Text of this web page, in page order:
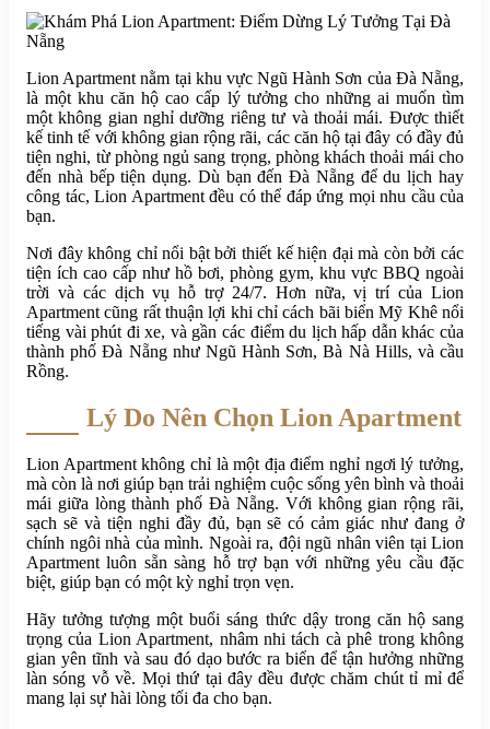
Lion Apartment nằm tại khu vực Ngũ Hành Sơn của Đà Nẵng,
là một khu căn hộ cao cấp lý tưởng cho những ai muốn tìm
một không gian nghỉ dưỡng riêng tư và thoải mái. Được thiết
kế tinh tế với không gian rộng rãi, các căn hộ tại đây có đầy đủ
tiện nghi, từ phòng ngủ sang trọng, phòng khách thoải mái cho
đến nhà bếp tiện dụng. Dù bạn đến Đà Nẵng để du lịch hay
công tác, Lion Apartment đều có thể đáp ứng mọi nhu cầu của
bạn.
Nơi đây không chỉ nổi bật bởi thiết kế hiện đại mà còn bởi các
tiện ích cao cấp như hồ bơi, phòng gym, khu vực BBQ ngoài
trời và các dịch vụ hỗ trợ 24/7. Hơn nữa, vị trí của Lion
Apartment cũng rất thuận lợi khi chỉ cách bãi biển Mỹ Khê nổi
tiếng vài phút đi xe, và gần các điểm du lịch hấp dẫn khác của
thành phố Đà Nẵng như Ngũ Hành Sơn, Bà Nà Hills, và cầu
Rồng.
Lý Do Nên Chọn Lion Apartment
Lion Apartment không chỉ là một địa điểm nghỉ ngơi lý tưởng,
mà còn là nơi giúp bạn trải nghiệm cuộc sống yên bình và thoải
mái giữa lòng thành phố Đà Nẵng. Với không gian rộng rãi,
sạch sẽ và tiện nghi đầy đủ, bạn sẽ có cảm giác như đang ở
chính ngôi nhà của mình. Ngoài ra, đội ngũ nhân viên tại Lion
Apartment luôn sẵn sàng hỗ trợ bạn với những yêu cầu đặc
biệt, giúp bạn có một kỳ nghỉ trọn vẹn.
Hãy tưởng tượng một buổi sáng thức dậy trong căn hộ sang
trọng của Lion Apartment, nhâm nhi tách cà phê trong không
gian yên tĩnh và sau đó dạo bước ra biển để tận hưởng những
làn sóng vỗ về. Mọi thứ tại đây đều được chăm chút tỉ mỉ để
mang lại sự hài lòng tối đa cho bạn.